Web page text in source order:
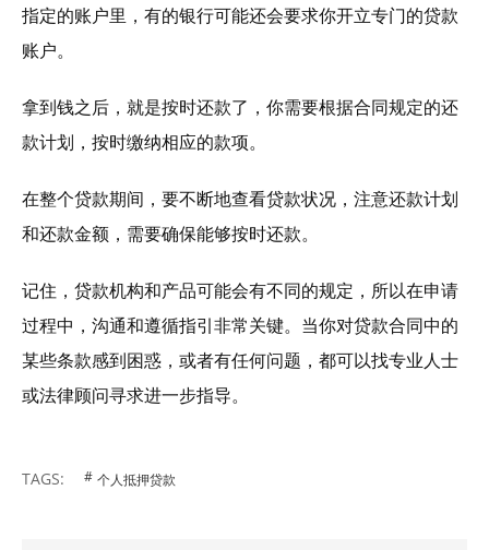
指定的账户里，有的银行可能还会要求你开立专门的贷款
账户。
拿到钱之后，就是按时还款了，你需要根据合同规定的还
款计划，按时缴纳相应的款项。
在整个贷款期间，要不断地查看贷款状况，注意还款计划
和还款金额，需要确保能够按时还款。
记住，贷款机构和产品可能会有不同的规定，所以在申请
过程中，沟通和遵循指引非常关键。当你对贷款合同中的
某些条款感到困惑，或者有任何问题，都可以找专业人士
或法律顾问寻求进一步指导。
TAGS: 个人抵押贷款